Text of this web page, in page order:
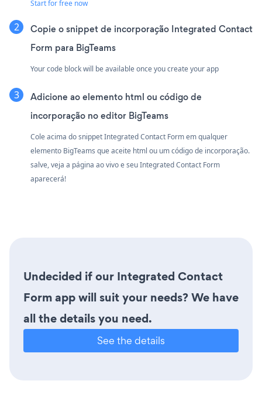
Start for free now
Copie o snippet de incorporação Integrated Contact
Form para BigTeams
Your code block will be available once you create your app
Adicione ao elemento html ou código de
incorporação no editor BigTeams
Cole acima do snippet Integrated Contact Form em qualquer
elemento BigTeams que aceite html ou um código de incorporação.
salve, veja a página ao vivo e seu Integrated Contact Form
aparecerá!
Undecided if our Integrated Contact
Form app will suit your needs? We have
all the details you need.
See the details